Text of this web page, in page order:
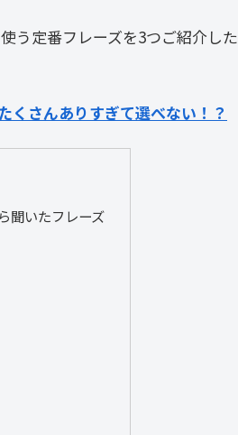
う定番フレーズを3つご紹介した
くさんありすぎて選べない！？
聞いたフレーズ